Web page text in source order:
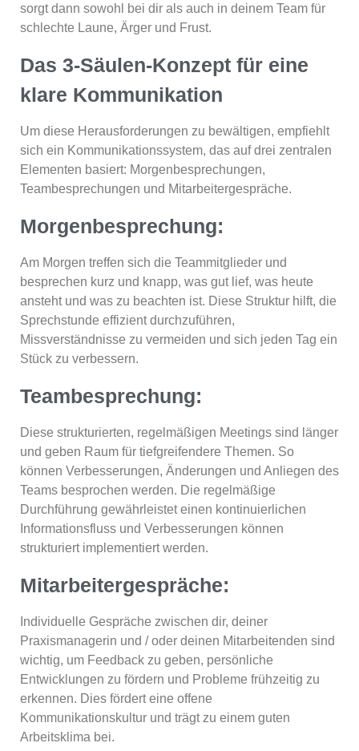
sorgt dann sowohl bei dir als auch in deinem Team für
schlechte Laune, Ärger und Frust.
Das 3-Säulen-Konzept für eine
klare Kommunikation
Um diese Herausforderungen zu bewältigen, empfiehlt
sich ein Kommunikationssystem, das auf drei zentralen
Elementen basiert: Morgenbesprechungen,
Teambesprechungen und Mitarbeitergespräche.
Morgenbesprechung:
Am Morgen treffen sich die Teammitglieder und
besprechen kurz und knapp, was gut lief, was heute
ansteht und was zu beachten ist. Diese Struktur hilft, die
Sprechstunde effizient durchzuführen,
Missverständnisse zu vermeiden und sich jeden Tag ein
Stück zu verbessern.
Teambesprechung:
Diese strukturierten, regelmäßigen Meetings sind länger
und geben Raum für tiefgreifendere Themen. So
können Verbesserungen, Änderungen und Anliegen des
Teams besprochen werden. Die regelmäßige
Durchführung gewährleistet einen kontinuierlichen
Informationsfluss und Verbesserungen können
strukturiert implementiert werden.
Mitarbeitergespräche:
Individuelle Gespräche zwischen dir, deiner
Praxismanagerin und / oder deinen Mitarbeitenden sind
wichtig, um Feedback zu geben, persönliche
Entwicklungen zu fördern und Probleme frühzeitig zu
erkennen. Dies fördert eine offene
Kommunikationskultur und trägt zu einem guten
Arbeitsklima bei.